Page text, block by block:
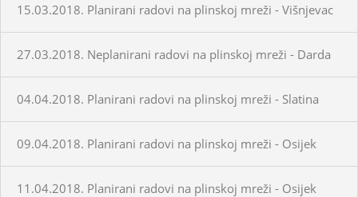
15.03.2018. Planirani radovi na plinskoj mreži - Višnjevac
27.03.2018. Neplanirani radovi na plinskoj mreži - Darda
04.04.2018. Planirani radovi na plinskoj mreži - Slatina
09.04.2018. Planirani radovi na plinskoj mreži - Osijek
11.04.2018. Planirani radovi na plinskoj mreži - Osijek